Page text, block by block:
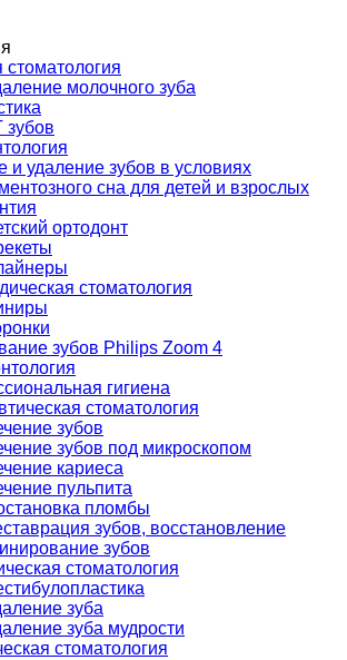
стоматология
молочного зуба
зубов
и удаление зубов в условиях
сна для детей и взрослых
ортодонт
стоматология
зубов Philips Zoom 4
гигиена
стоматология
зубов
зубов под микроскопом
кариеса
пульпита
пломбы
зубов, восстановление
зубов
стоматология
зуба
зуба мудрости
стоматология